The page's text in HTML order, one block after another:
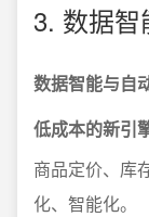
3. 数据
数据智能与自
低成本的新引
商品定价、库
化、智能化。